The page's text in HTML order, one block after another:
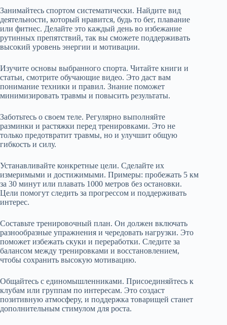
Занимайтесь спортом систематически. Найдите вид
деятельности, который нравится, будь то бег, плавание
или фитнес. Делайте это каждый день во избежание
рутинных препятствий, так вы сможете поддерживать
высокий уровень энергии и мотивации.
Изучите основы выбранного спорта. Читайте книги и
статьи, смотрите обучающие видео. Это даст вам
понимание техники и правил. Знание поможет
минимизировать травмы и повысить результаты.
Заботьтесь о своем теле. Регулярно выполняйте
разминки и растяжки перед тренировками. Это не
только предотвратит травмы, но и улучшит общую
гибкость и силу.
Устанавливайте конкретные цели. Сделайте их
измеримыми и достижимыми. Примеры: пробежать 5 км
за 30 минут или плавать 1000 метров без остановки.
Цели помогут следить за прогрессом и поддерживать
интерес.
Составьте тренировочный план. Он должен включать
разнообразные упражнения и чередовать нагрузки. Это
поможет избежать скуки и переработки. Следите за
балансом между тренировками и восстановлением,
чтобы сохранить высокую мотивацию.
Общайтесь с единомышленниками. Присоединяйтесь к
клубам или группам по интересам. Это создаст
позитивную атмосферу, и поддержка товарищей станет
дополнительным стимулом для роста.